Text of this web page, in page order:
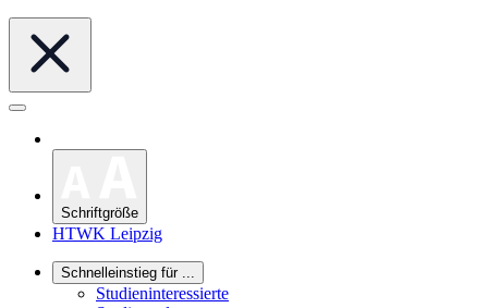
Schriftgröße
HTWK Leipzig
Schnelleinstieg für ...
Studieninteressierte